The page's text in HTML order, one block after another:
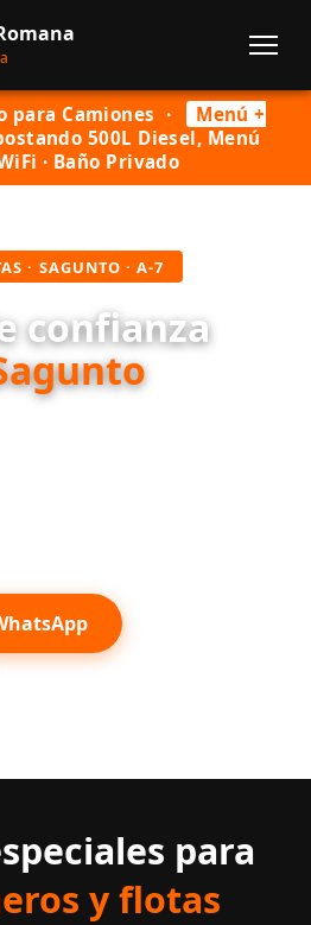
para Camiones ·
Menú +
500L Diesel, Menú
· Baño Privado
· SAGUNTO · A-7
confianza
para
y flotas